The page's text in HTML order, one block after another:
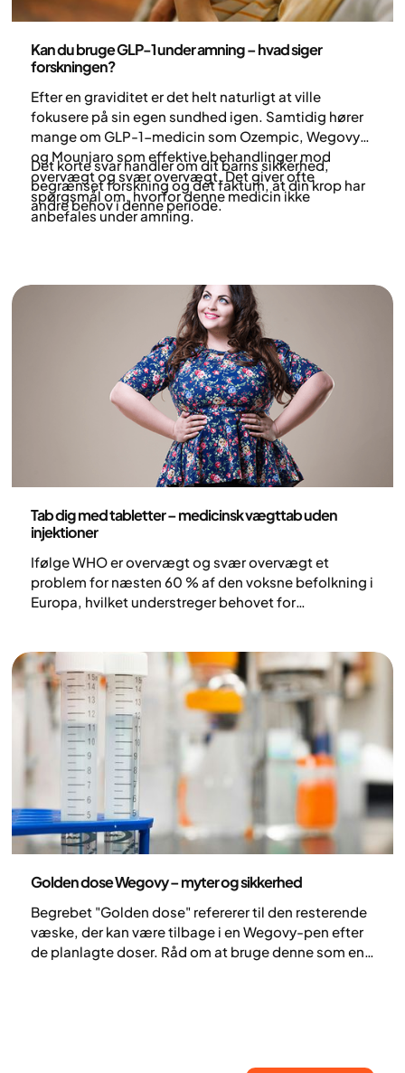
Kan du bruge GLP-1 under amning – hvad siger
forskningen?
Efter en graviditet er det helt naturligt at ville
fokusere på sin egen sundhed igen. Samtidig hører
mange om GLP-1-medicin som Ozempic, Wegovy
og Mounjaro som effektive behandlinger mod
overvægt og svær overvægt. Det giver ofte
spørgsmål om, hvorfor denne medicin ikke
anbefales under amning.
Det korte svar handler om dit barns sikkerhed,
begrænset forskning og det faktum, at din krop har
andre behov i denne periode.
Tab dig med tabletter – medicinsk vægttab uden
injektioner
Ifølge WHO er overvægt og svær overvægt et
problem for næsten 60 % af den voksne befolkning i
Europa, hvilket understreger behovet for
Golden dose Wegovy – myter og sikkerhed
Begrebet "Golden dose" refererer til den resterende
væske, der kan være tilbage i en Wegovy-pen efter
de planlagte doser. Råd om at bruge denne som en